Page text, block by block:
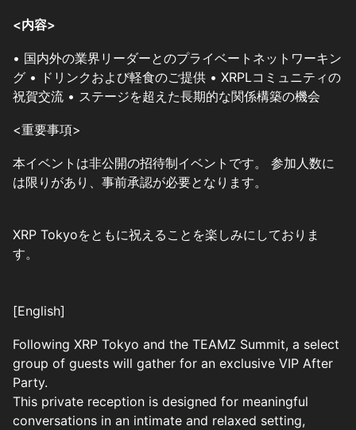
<内容>
• 国内外の業界リーダーとのプライベートネットワーキン
グ • ドリンクおよび軽食のご提供 • XRPLコミュニティの
祝賀交流 • ステージを超えた長期的な関係構築の機会
<重要事項>
本イベントは非公開の招待制イベントです。 参加人数に
は限りがあり、事前承認が必要となります。
XRP Tokyoをともに祝えることを楽しみにしておりま
す。
[English]
Following XRP Tokyo and the TEAMZ Summit, a select
group of guests will gather for an exclusive VIP After
Party.
This private reception is designed for meaningful
conversations in an intimate and relaxed setting,